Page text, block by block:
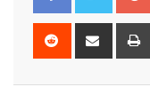
Reddit
Share